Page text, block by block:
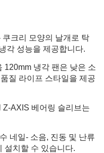
크리 모양의 날개로 탁
각 성능을 제공합니다.
120mm 냉각 팬은 낮은 소
질 라이프 스타일을 제공
AXIS 베어링 슬리브는
네일- 소음, 진동 및 난류
설치할 수 있습니다.